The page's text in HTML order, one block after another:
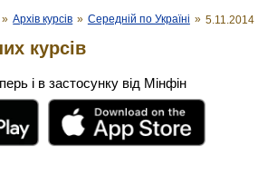
» Архів курсів » Середній по Україні » 5.11.2014
курсів
і в застосунку від Мінфін